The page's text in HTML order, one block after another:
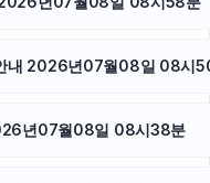
내 2026년07월08일 08시
년07월08일 08시38분